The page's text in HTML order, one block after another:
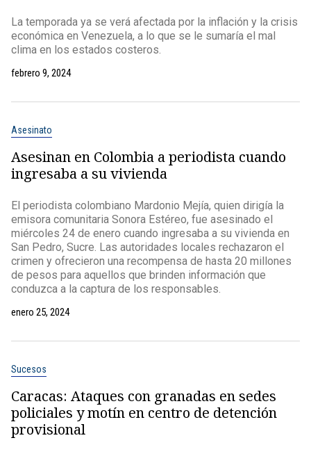
La temporada ya se verá afectada por la inflación y la crisis
económica en Venezuela, a lo que se le sumaría el mal
clima en los estados costeros.
febrero 9, 2024
Asesinato
Asesinan en Colombia a periodista cuando
ingresaba a su vivienda
El periodista colombiano Mardonio Mejía, quien dirigía la
emisora comunitaria Sonora Estéreo, fue asesinado el
miércoles 24 de enero cuando ingresaba a su vivienda en
San Pedro, Sucre. Las autoridades locales rechazaron el
crimen y ofrecieron una recompensa de hasta 20 millones
de pesos para aquellos que brinden información que
conduzca a la captura de los responsables.
enero 25, 2024
Sucesos
Caracas: Ataques con granadas en sedes
policiales y motín en centro de detención
provisional